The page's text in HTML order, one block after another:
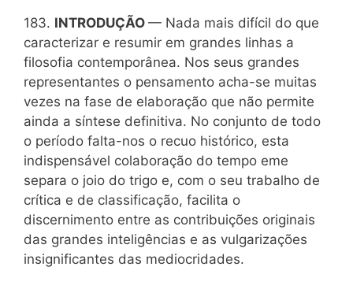
183. INTRODUÇÃO — Nada mais difícil do que
caracterizar e resumir em grandes linhas a
filosofia contemporânea. Nos seus grandes
representantes o pensamento acha-se muitas
vezes na fase de elaboração que não permite
ainda a síntese definitiva. No conjunto de todo
o período falta-nos o recuo histórico, esta
indispensável colaboração do tempo eme
separa o joio do trigo e, com o seu trabalho de
crítica e de classificação, facilita o
discernimento entre as contribuições originais
das grandes inteligências e as vulgarizações
insignificantes das mediocridades.